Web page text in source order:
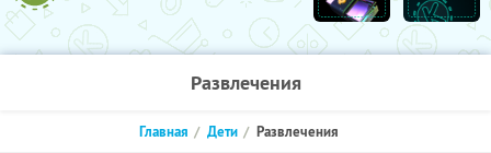
Развлечения
Главная Дети Развлечения